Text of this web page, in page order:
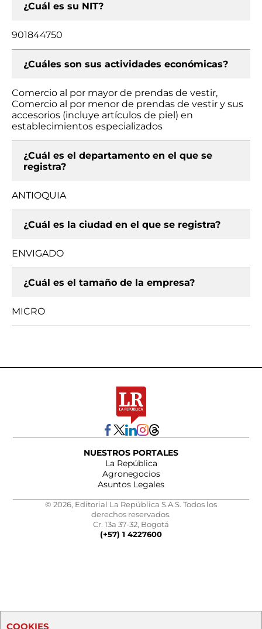
¿Cuál es su NIT?
901844750
¿Cuáles son sus actividades económicas?
Comercio al por mayor de prendas de vestir,
Comercio al por menor de prendas de vestir y sus
accesorios (incluye artículos de piel) en
establecimientos especializados
¿Cuál es el departamento en el que se
registra?
ANTIOQUIA
¿Cuál es la ciudad en el que se registra?
ENVIGADO
¿Cuál es el tamaño de la empresa?
MICRO
NUESTROS PORTALES
La República
Agronegocios
Asuntos Legales
© 2026, Editorial La República S.A.S. Todos los
derechos reservados.
Cr. 13a 37-32, Bogotá
(+57) 1 4227600
COOKIES